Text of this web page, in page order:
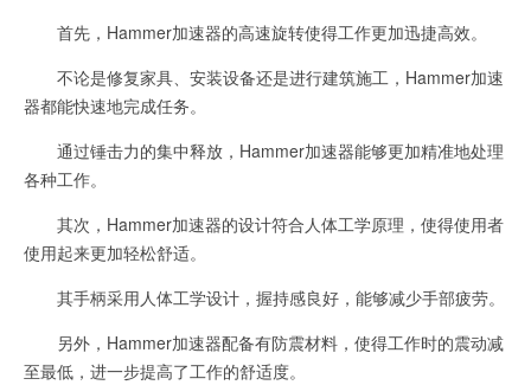
首先，Hammer加速器的高速旋转使得工作更加迅捷高效。
不论是修复家具、安装设备还是进行建筑施工，Hammer加速
器都能快速地完成任务。
通过锤击力的集中释放，Hammer加速器能够更加精准地处理
各种工作。
其次，Hammer加速器的设计符合人体工学原理，使得使用者
使用起来更加轻松舒适。
其手柄采用人体工学设计，握持感良好，能够减少手部疲劳。
另外，Hammer加速器配备有防震材料，使得工作时的震动减
至最低，进一步提高了工作的舒适度。